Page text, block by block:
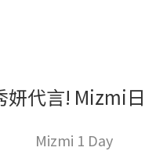
妍代言! Mizmi
Mizmi 1 Day